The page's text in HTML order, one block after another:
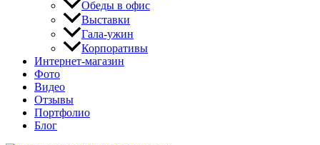
Обеды в офис
Выставки
Гала-ужин
Корпоративы
Интернет-магазин
Фото
Видео
Отзывы
Портфолио
Блог